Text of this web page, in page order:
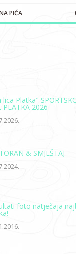
PIĆA
lica Platka"
PLATKA 2026
& SMJEŠTAJ
foto natječaja